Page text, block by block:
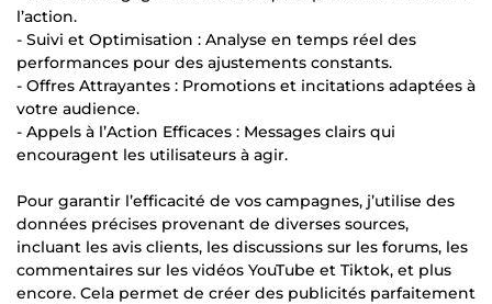
l’action.
- Suivi et Optimisation : Analyse en temps réel des
performances pour des ajustements constants.
- Offres Attrayantes : Promotions et incitations adaptées à
votre audience.
- Appels à l’Action Efficaces : Messages clairs qui
encouragent les utilisateurs à agir.
Pour garantir l’efficacité de vos campagnes, j’utilise des
données précises provenant de diverses sources,
incluant les avis clients, les discussions sur les forums, les
commentaires sur les vidéos YouTube et Tiktok, et plus
encore. Cela permet de créer des publicités parfaitement